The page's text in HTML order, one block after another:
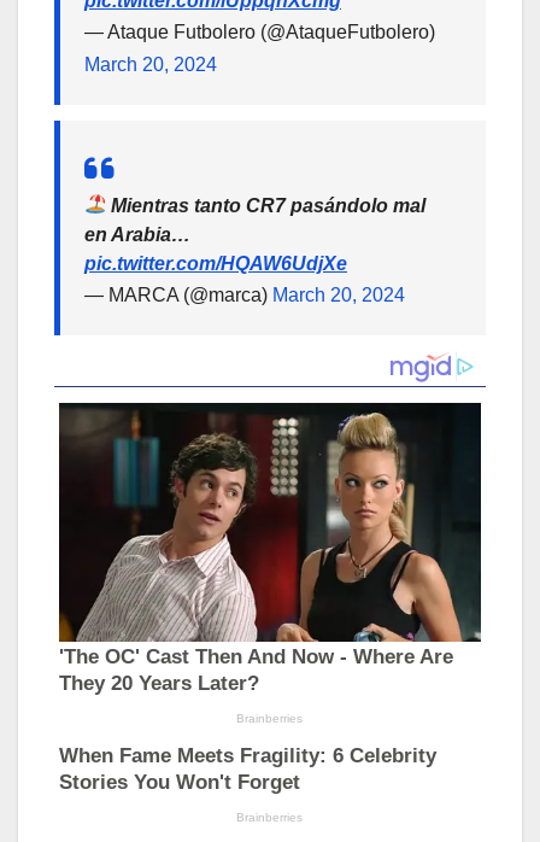
— Ataque Futbolero (@AtaqueFutbolero)
March 20, 2024
Mientras tanto CR7 pasándolo mal
en Arabia…
pic.twitter.com/HQAW6UdjXe
— MARCA (@marca) March 20, 2024